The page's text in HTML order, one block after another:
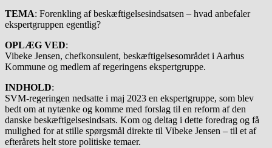
TEMA: Forenkling af beskæftigelsesindsatsen – hvad anbefaler
ekspertgruppen egentlig?
OPLÆG VED:
Vibeke Jensen, chefkonsulent, beskæftigelsesområdet i Aarhus
Kommune og medlem af regeringens ekspertgruppe.
INDHOLD:
SVM-regeringen nedsatte i maj 2023 en ekspertgruppe, som blev
bedt om at nytænke og komme med forslag til en reform af den
danske beskæftigelsesindsats. Kom og deltag i dette foredrag og få
mulighed for at stille spørgsmål direkte til Vibeke Jensen – til et af
efterårets helt store politiske temaer.